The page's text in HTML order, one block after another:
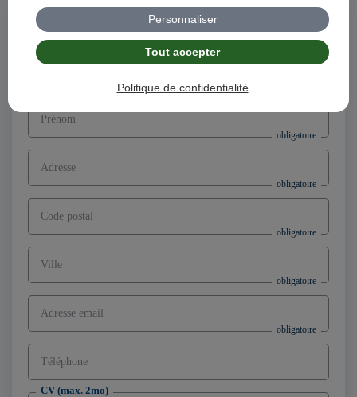
Tout accepter
Personnaliser
Politique de confidentialité
Directeur d’agence franchisé F/H,
secteur Argenteuil (95)
Prénom
Adresse
Code postal
Ville
Adresse email
Téléphone
CV (max. 2mo)